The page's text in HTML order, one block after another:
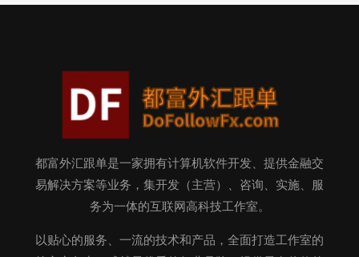
都富外汇跟单是一家拥有计算机软件开发、提供金融交
易解决方案等业务，集开发（主营）、咨询、实施、服
务为一体的互联网高科技工作室。
以贴心的服务、一流的技术和产品，全面打造工作室的